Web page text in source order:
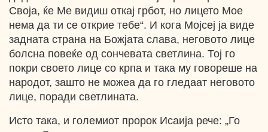
Своја, ќе Ме видиш откај грбот, но лицето Мое
нема да ти се открие тебе“. И кога Мојсеј ја виде
задната страна на Божјата слава, неговото лице
болсна повеќе од сончевата светлина. Тој го
покри своето лице со крпа и така му говореше на
народот, зашто не можеа да го гледаат неговото
лице, поради светлината.
Исто така, и големиот пророк Исаија рече: „Го